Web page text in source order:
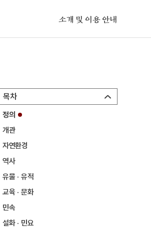
소개 및 이용 안내
목차
정의
개관
자연환경
역사
유물 · 유적
교육 · 문화
민속
설화 · 민요